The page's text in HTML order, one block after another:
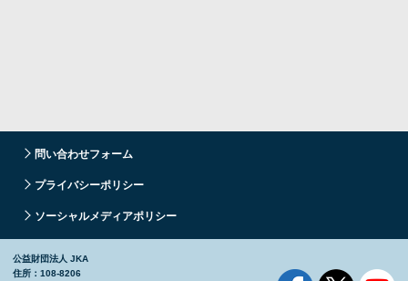
問い合わせフォーム
プライバシーポリシー
ソーシャルメディアポリシー
公益財団法人 JKA
住所：108-8206